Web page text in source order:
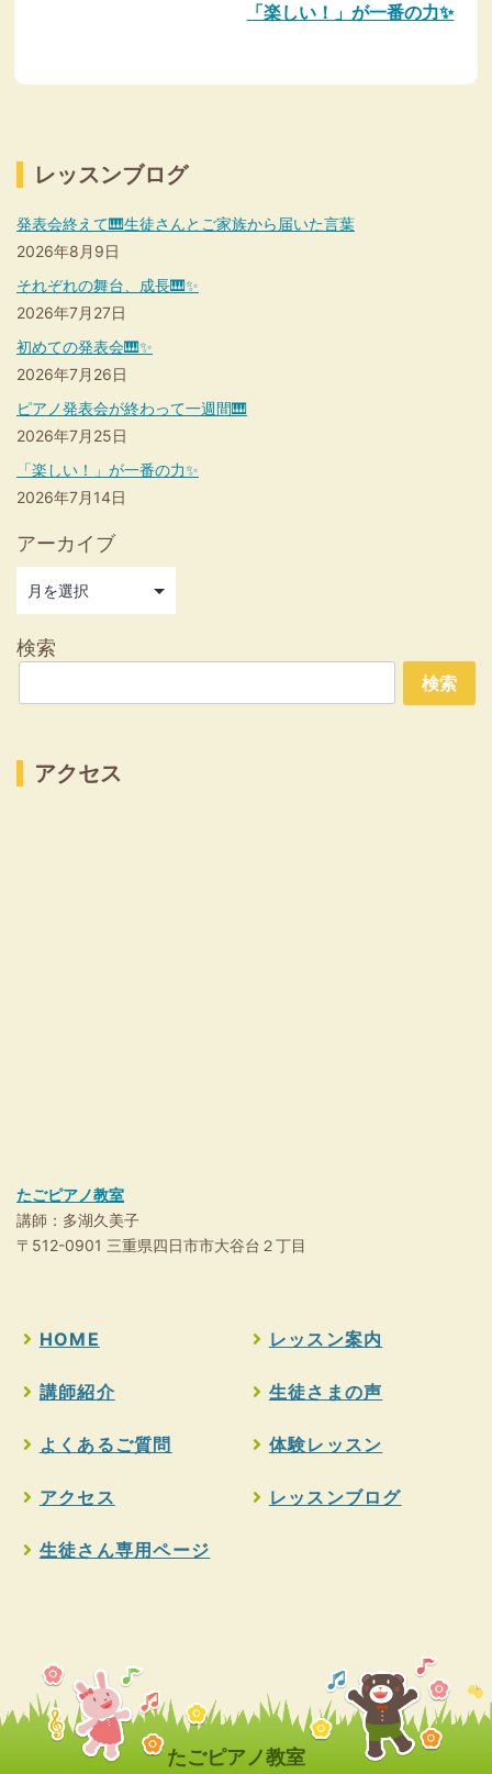
「楽しい！」が一番の力✨
レッスンブログ
発表会終えて🎹生徒さんとご家族から届いた言葉
2026年8月9日
それぞれの舞台、成長🎹✨
2026年7月27日
初めての発表会🎹✨
2026年7月26日
ピアノ発表会が終わって一週間🎹
2026年7月25日
「楽しい！」が一番の力✨
2026年7月14日
アーカイブ
検索
検索
アクセス
たごピアノ教室
講師：多湖久美子
〒512-0901 三重県四日市市大谷台２丁目
HOME レッスン案内
講師紹介 生徒さまの声
よくあるご質問 体験レッスン
アクセス レッスンブログ
生徒さん専用ページ
たごピアノ教室